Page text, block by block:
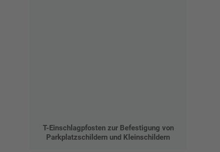
T-Einschlagpfosten zur Befestigung von
Parkplatzschildern und Kleinschildern